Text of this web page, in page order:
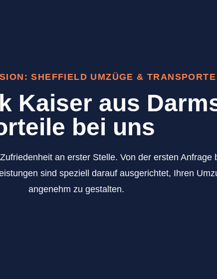
SHEFFIELD UMZÜGE & TRANSPORTE
Kaiser aus
bei uns
an erster Stelle. Von der ersten
sind speziell darauf ausgerichtet, Ihren
angenehm zu gestalten.